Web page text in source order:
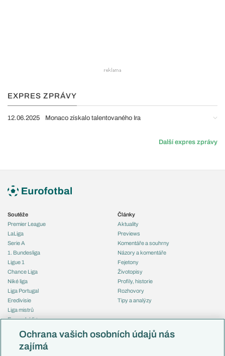
EXPRES ZPRÁVY
12.06.2025 Monaco získalo talentovaného Ira
Další expres zprávy
Soutěže
Premier League
LaLiga
Serie A
1. Bundesliga
Ligue 1
Chance Liga
Niké liga
Liga Portugal
Eredivisie
Liga mistrů
Evropská liga
Mistrovství světa
Liga národů
Články
Aktuality
Previews
Komentáře a souhrny
Názory a komentáře
Fejetony
Životopisy
Profily, historie
Rozhovory
Tipy a analýzy
Česko
Ochrana vašich osobních údajů nás
zajímá